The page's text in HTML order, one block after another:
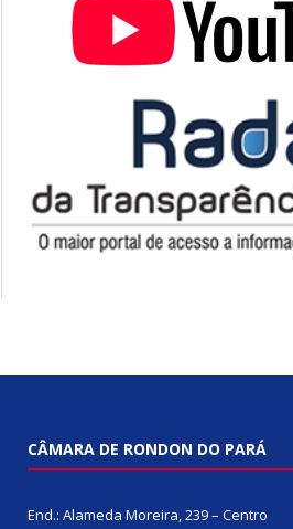
CÂMARA DE RONDON DO PARÁ
End.: Alameda Moreira, 239 – Centro